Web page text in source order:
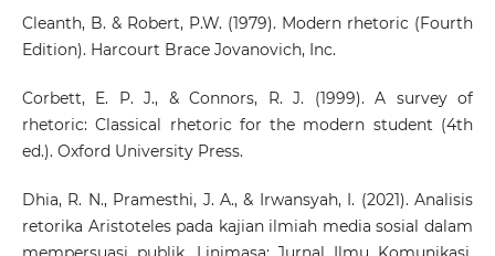
Cleanth, B. & Robert, P.W. (1979). Modern rhetoric (Fourth
Edition). Harcourt Brace Jovanovich, Inc.
Corbett, E. P. J., & Connors, R. J. (1999). A survey of
rhetoric: Classical rhetoric for the modern student (4th
ed.). Oxford University Press.
Dhia, R. N., Pramesthi, J. A., & Irwansyah, I. (2021). Analisis
retorika Aristoteles pada kajian ilmiah media sosial dalam